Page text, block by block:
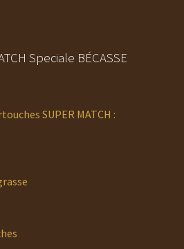
Speciale BÉCASSE
SUPER MATCH :